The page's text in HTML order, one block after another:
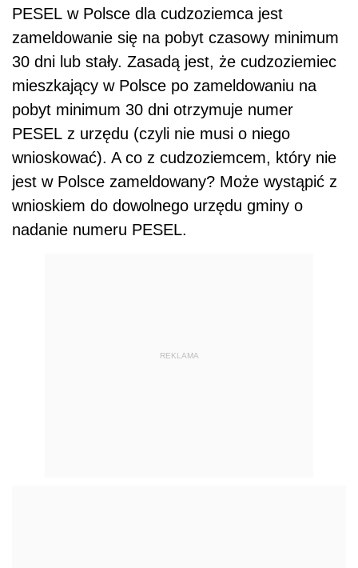
PESEL w Polsce dla cudzoziemca jest
zameldowanie się na pobyt czasowy minimum
30 dni lub stały. Zasadą jest, że cudzoziemiec
mieszkający w Polsce po zameldowaniu na
pobyt minimum 30 dni otrzymuje numer
PESEL z urzędu (czyli nie musi o niego
wnioskować). A co z cudzoziemcem, który nie
jest w Polsce zameldowany? Może wystąpić z
wnioskiem do dowolnego urzędu gminy o
nadanie numeru PESEL.
REKLAMA